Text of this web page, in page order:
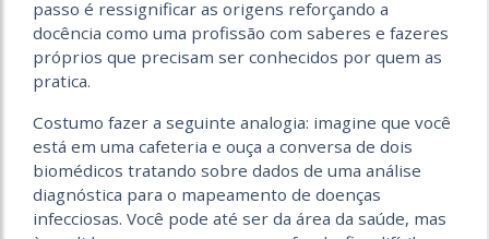
passo é ressignificar as origens reforçando a
docência como uma profissão com saberes e fazeres
próprios que precisam ser conhecidos por quem as
pratica.
Costumo fazer a seguinte analogia: imagine que você
está em uma cafeteria e ouça a conversa de dois
biomédicos tratando sobre dados de uma análise
diagnóstica para o mapeamento de doenças
infecciosas. Você pode até ser da área da saúde, mas